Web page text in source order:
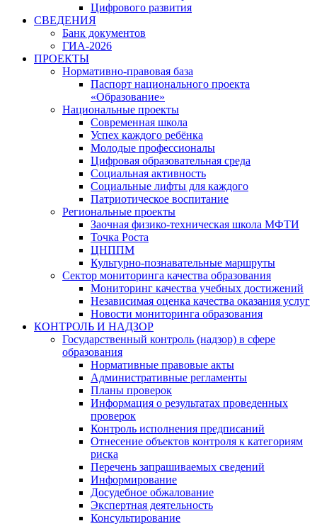
Цифрового развития
СВЕДЕНИЯ
Банк документов
ГИА-2026
ПРОЕКТЫ
Нормативно-правовая база
Паспорт национального проекта
«Образование»
Национальные проекты
Современная школа
Успех каждого ребёнка
Молодые профессионалы
Цифровая образовательная среда
Социальная активность
Социальные лифты для каждого
Патриотическое воспитание
Региональные проекты
Заочная физико-техническая школа МФТИ
Точка Роста
ЦНППМ
Культурно-познавательные маршруты
Сектор мониторинга качества образования
Мониторинг качества учебных достижений
Независимая оценка качества оказания услуг
Новости мониторинга образования
КОНТРОЛЬ И НАДЗОР
Государственный контроль (надзор) в сфере
образования
Нормативные правовые акты
Административные регламенты
Планы проверок
Информация о результатах проведенных
проверок
Контроль исполнения предписаний
Отнесение объектов контроля к категориям
риска
Перечень запрашиваемых сведений
Информирование
Досудебное обжалование
Экспертная деятельность
Консультирование